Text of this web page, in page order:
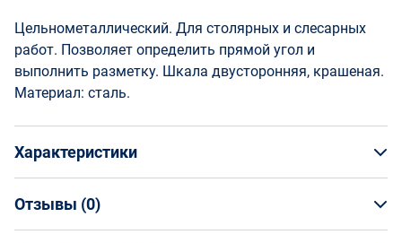
Цельнометаллический. Для столярных и слесарных
работ. Позволяет определить прямой угол и
выполнить разметку. Шкала двусторонняя, крашеная.
Материал: сталь.
Характеристики
Общая информация
Отзывы (0)